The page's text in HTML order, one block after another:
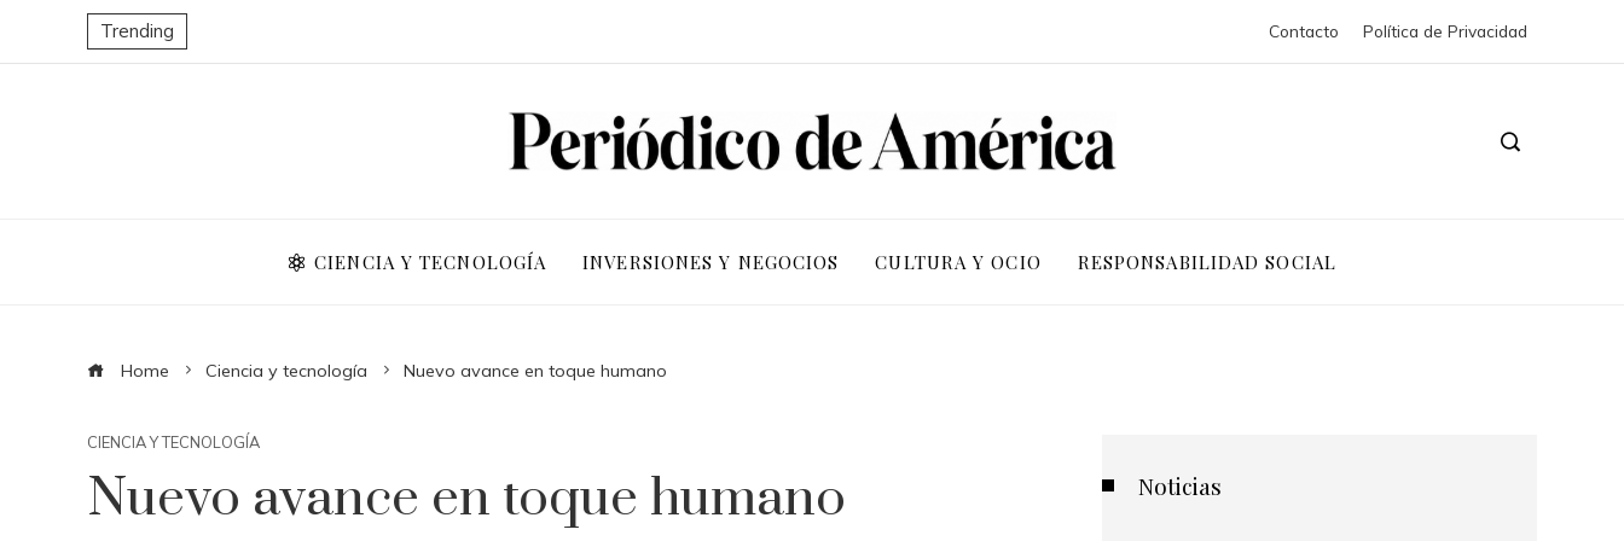
Trending Contacto Política de Privacidad
CIENCIA Y TECNOLOGÍA INVERSIONES Y NEGOCIOS CULTURA Y OCIO RESPONSABILIDAD SOCIAL
Home Ciencia y tecnología Nuevo avance en toque humano
CIENCIA Y TECNOLOGÍA
Nuevo avance en toque humano Noticias